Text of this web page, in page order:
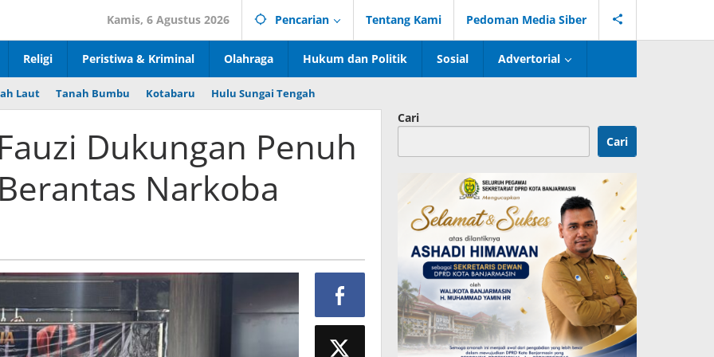
Kamis, 6 Agustus 2026 Pencarian Tentang Kami Pedoman Media Siber
Religi Peristiwa & Kriminal Olahraga Hukum dan Politik Sosial Advertorial
Laut Tanah Bumbu Kotabaru Hulu Sungai Tengah
Dukungan Penuh
Narkoba
Cari
Cari